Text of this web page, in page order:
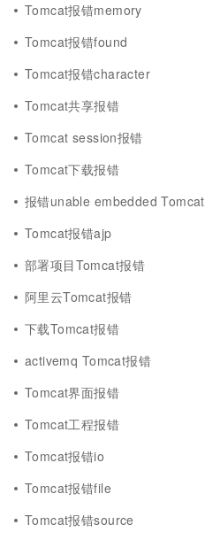
Tomcat报错memory
Tomcat报错found
Tomcat报错character
Tomcat共享报错
Tomcat session报错
Tomcat下载报错
报错unable embedded Tomcat
Tomcat报错ajp
部署项目Tomcat报错
阿里云Tomcat报错
下载Tomcat报错
activemq Tomcat报错
Tomcat界面报错
Tomcat工程报错
Tomcat报错io
Tomcat报错file
Tomcat报错source